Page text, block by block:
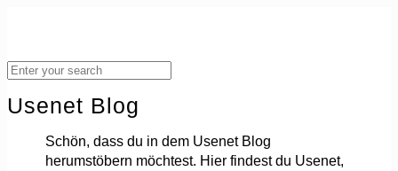
Usenet Blog
Schön, dass du in dem Usenet Blog
herumstöbern möchtest. Hier findest du Usenet,